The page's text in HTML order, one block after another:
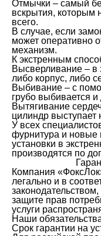
Отмычки – самый
вскрытия, которым
всего.
В случае, если
может оперативно
механизм.
К экстренным
Высверливание – в
либо корпус, либо
Выбивание – с
грубо выбивается
Вытягивание
цилиндр
У всех
фурнитура и новые
установки в
производятся по
Компания
легально и в
защите прав
услуги
Наши
Срок гарантии на